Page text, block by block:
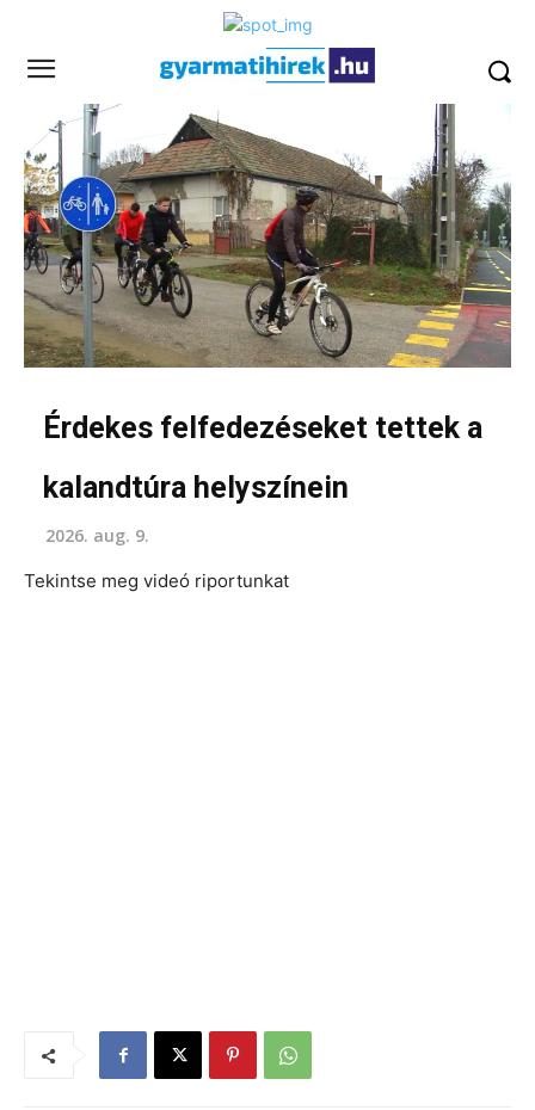
Érdekes felfedezéseket tettek a
kalandtúra helyszínein
2026. aug. 9.
Tekintse meg videó riportunkat